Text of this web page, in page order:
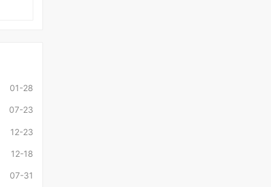
01-28
07-23
12-23
12-18
07-31